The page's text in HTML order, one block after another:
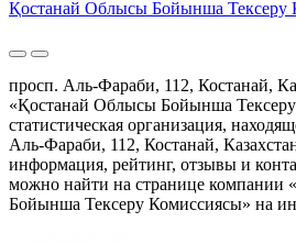
Қостанай Облысы Бойынша Тексеру
просп. Аль-Фараби, 112, Костанай,
«Қостанай Облысы Бойынша
статистическая организация,
Аль-Фараби, 112, Костанай,
информация, рейтинг, отзывы и
можно найти на странице компании
Бойынша Тексеру Комиссиясы» на